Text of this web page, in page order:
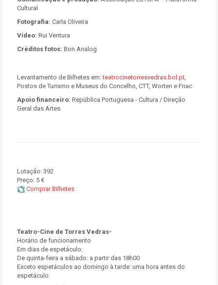
Cultural
Fotografia: Carla Oliveira
Vídeo: Rui Ventura
Créditos fotos: Bon Analog
Levantamento de Bilhetes em:teatrocinetorresvedras.bol.pt,
Postos de Turismo e Museus do Concelho, CTT, Worten e Fnac
Apoio financeiro: República Portuguesa - Cultura / Direção
Geral das Artes
Lotação: 392
Preço: 5 €
Comprar Bilhetes
Teatro-Cine de Torres Vedras-
Horário de funcionamento
Em dias de espetáculo:
De quinta-feira a sábado: a partir das 18h00
Exceto espetáculos ao domingo à tarde: uma hora antes do
espetáculo